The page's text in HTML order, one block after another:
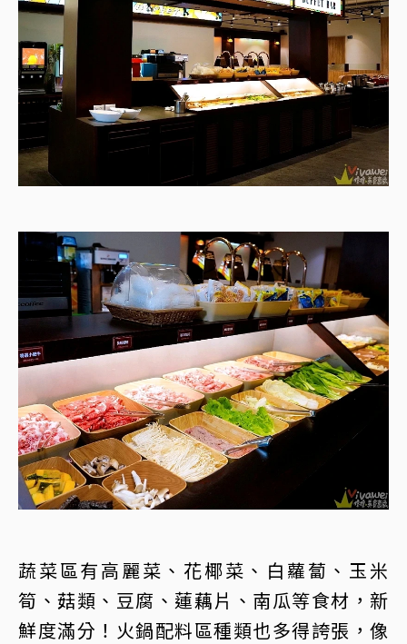
蔬菜區有高麗菜、花椰菜、白蘿蔔、玉米
筍、菇類、豆腐、蓮藕片、南瓜等食材，新
鮮度滿分！火鍋配料區種類也多得誇張，像